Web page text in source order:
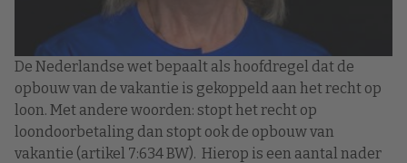
De Nederlandse wet bepaalt als hoofdregel dat de
opbouw van de vakantie is gekoppeld aan het recht op
loon. Met andere woorden: stopt het recht op
loondoorbetaling dan stopt ook de opbouw van
vakantie (artikel 7:634 BW). Hierop is een aantal nader